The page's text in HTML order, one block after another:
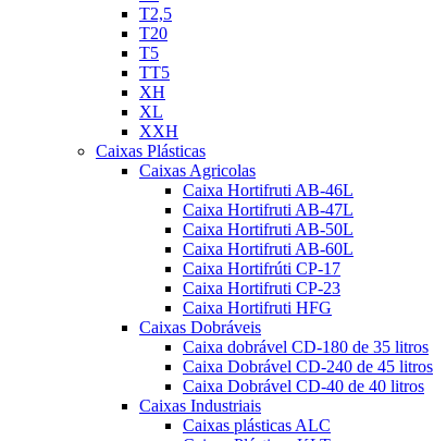
T2,5
T20
T5
TT5
XH
XL
XXH
Caixas Plásticas
Caixas Agricolas
Caixa Hortifruti AB-46L
Caixa Hortifruti AB-47L
Caixa Hortifruti AB-50L
Caixa Hortifruti AB-60L
Caixa Hortifrúti CP-17
Caixa Hortifruti CP-23
Caixa Hortifruti HFG
Caixas Dobráveis
Caixa dobrável CD-180 de 35 litros
Caixa Dobrável CD-240 de 45 litros
Caixa Dobrável CD-40 de 40 litros
Caixas Industriais
Caixas plásticas ALC